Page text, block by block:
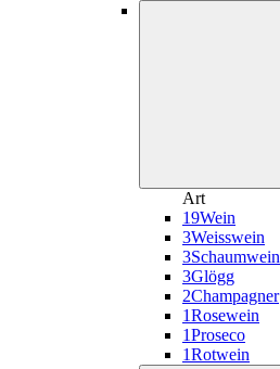
Art
19Wein
3Weisswein
3Schaumwein
3Glögg
2Champagner
1Rosewein
1Proseco
1Rotwein